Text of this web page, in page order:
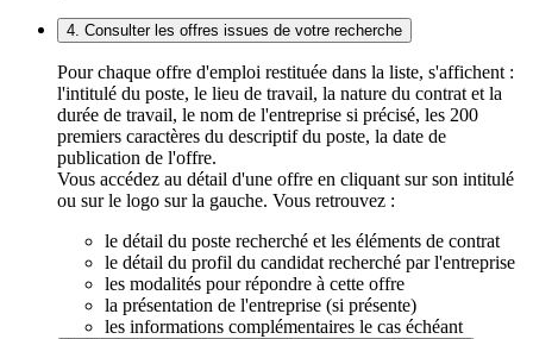
4. Consulter les offres issues de votre recherche
Pour chaque offre d'emploi restituée dans la liste, s'affichent :
l'intitulé du poste, le lieu de travail, la nature du contrat et la
durée de travail, le nom de l'entreprise si précisé, les 200
premiers caractères du descriptif du poste, la date de
publication de l'offre.
Vous accédez au détail d'une offre en cliquant sur son intitulé
ou sur le logo sur la gauche. Vous retrouvez :
le détail du poste recherché et les éléments de contrat
le détail du profil du candidat recherché par l'entreprise
les modalités pour répondre à cette offre
la présentation de l'entreprise (si présente)
les informations complémentaires le cas échéant